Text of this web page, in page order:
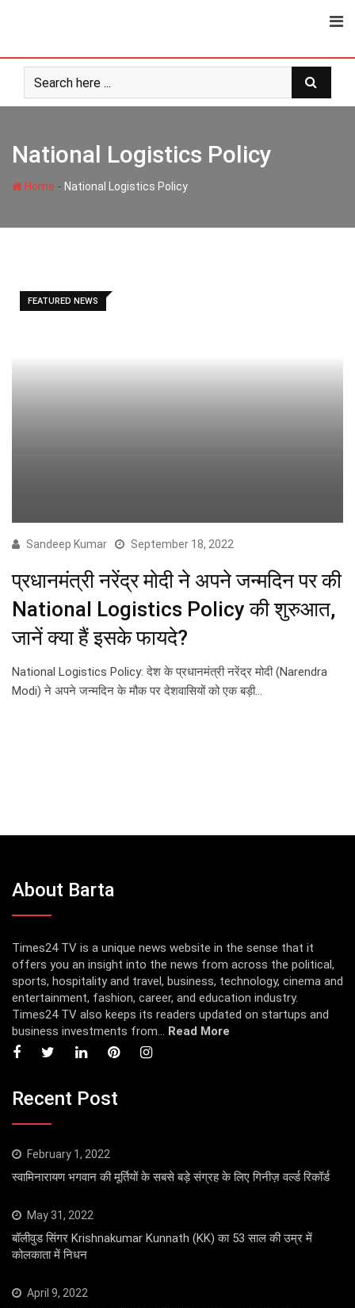
National Logistics Policy
Home - National Logistics Policy
FEATURED NEWS
Sandeep Kumar September 18, 2022
प्रधानमंत्री नरेंद्र मोदी ने अपने जन्मदिन पर की
National Logistics Policy की शुरुआत,
जानें क्या हैं इसके फायदे?
National Logistics Policy: देश के प्रधानमंत्री नरेंद्र मोदी (Narendra
Modi) ने अपने जन्मदिन के मौक पर देशवासियों को एक बड़ी…
About Barta
Times24 TV is a unique news website in the sense that it
offers you an insight into the news from across the political,
sports, hospitality and travel, business, technology, cinema and
entertainment, fashion, career, and education industry.
Times24 TV also keeps its readers updated on startups and
business investments from... Read More
Recent Post
February 1, 2022
स्वामिनारायण भगवान की मूर्तियों के सबसे बड़े संग्रह के लिए गिनीज़ वर्ल्ड रिकॉर्ड
May 31, 2022
बॉलीवुड सिंगर Krishnakumar Kunnath (KK) का 53 साल की उम्र में
कोलकाता में निधन
April 9, 2022